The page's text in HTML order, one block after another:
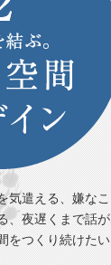
気遣える、嫌な
、夜遅くまで話
をつくり続けた